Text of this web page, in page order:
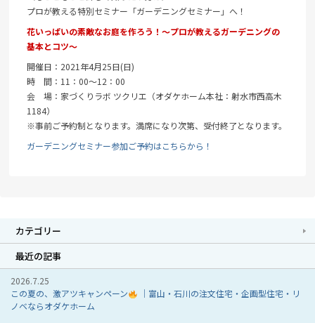
プロが教える特別セミナー「ガーデニングセミナー」へ！
花いっぱいの素敵なお庭を作ろう！～プロが教えるガーデニングの
基本とコツ～
開催日：2021年4月25日(日)
時 間：11：00～12：00
会 場：家づくりラボ ツクリエ（オダケホーム本社：射水市西高木
1184）
※事前ご予約制となります。満席になり次第、受付終了となります。
ガーデニングセミナー参加ご予約はこちらから！
カテゴリー
最近の記事
2026.7.25
この夏の、激アツキャンペーン
｜富山・石川の注文住宅・企画型住宅・リ
ノベならオダケホーム